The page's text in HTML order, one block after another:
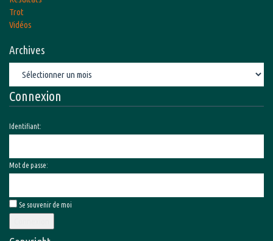
Trot
Vidéos
Archives
Connexion
Identifiant:
Mot de passe:
Se souvenir de moi